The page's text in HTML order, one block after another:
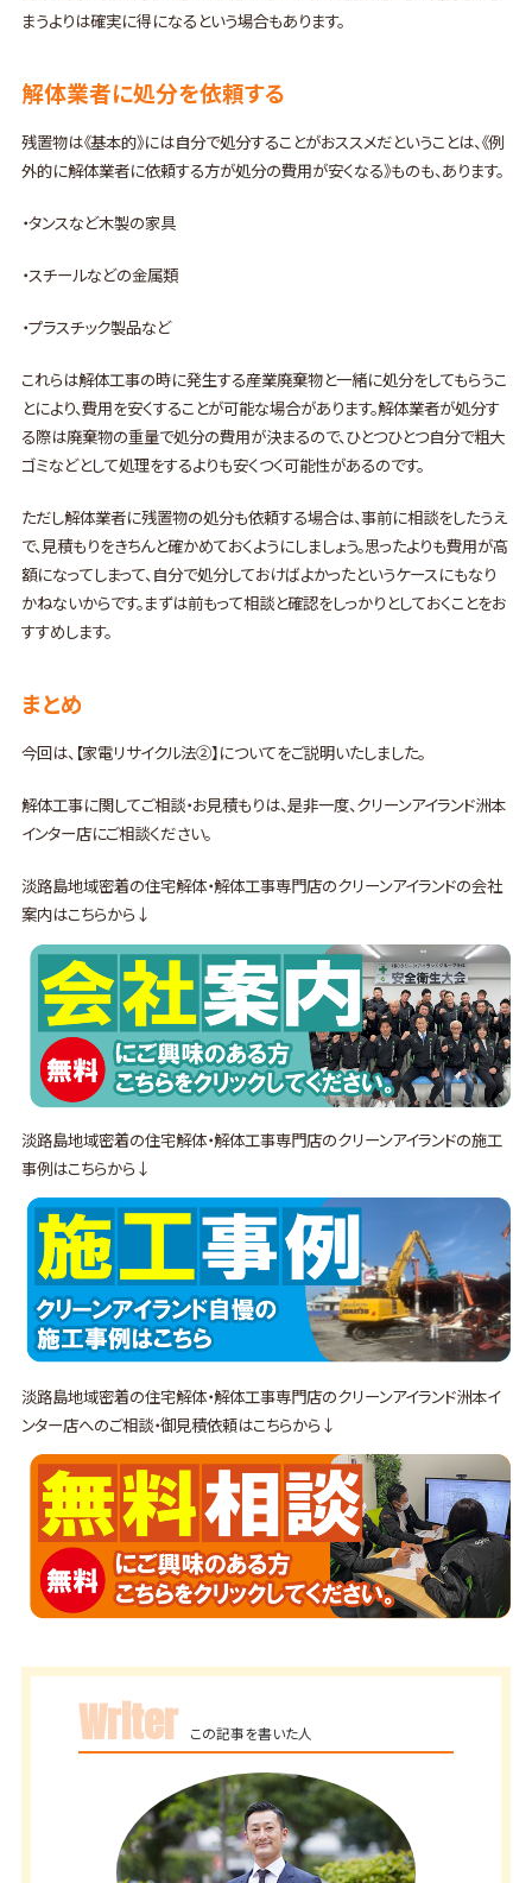
まうよりは確実に得になるという場合もあります。
解体業者に処分を依頼する
残置物は《基本的》には自分で処分することがおススメだということは、《例
外的に解体業者に依頼する方が処分の費用が安くなる》ものも、あります。
・タンスなど木製の家具
・スチールなどの金属類
・プラスチック製品など
これらは解体工事の時に発生する産業廃棄物と一緒に処分をしてもらうこ
とにより、費用を安くすることが可能な場合があります。解体業者が処分す
る際は廃棄物の重量で処分の費用が決まるので、ひとつひとつ自分で粗大
ゴミなどとして処理をするよりも安くつく可能性があるのです。
ただし解体業者に残置物の処分も依頼する場合は、事前に相談をしたうえ
で、見積もりをきちんと確かめておくようにしましょう。思ったよりも費用が高
額になってしまって、自分で処分しておけばよかったというケースにもなり
かねないからです。まずは前もって相談と確認をしっかりとしておくことをお
すすめします。
まとめ
今回は、【家電リサイクル法②】についてをご説明いたしました。
解体工事に関してご相談・お見積もりは、是非一度、クリーンアイランド洲本
インター店にご相談ください。
淡路島地域密着の住宅解体・解体工事専門店のクリーンアイランドの会社
案内はこちらから↓
淡路島地域密着の住宅解体・解体工事専門店のクリーンアイランドの施工
事例はこちらから↓
淡路島地域密着の住宅解体・解体工事専門店のクリーンアイランド洲本イ
ンター店へのご相談・御見積依頼はこちらから↓
Writer この記事を書いた人